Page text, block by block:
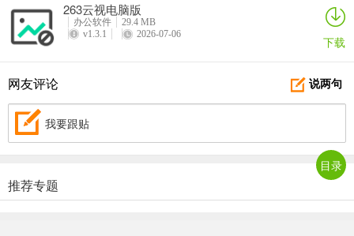
263云视电脑版
办公软件
29.4 MB
v1.3.1
2026-07-06 下载
说两句
网友评论
我要跟贴
推荐专题
目录